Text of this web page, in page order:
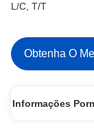
L/C, T/T
Obtenha O
Informações